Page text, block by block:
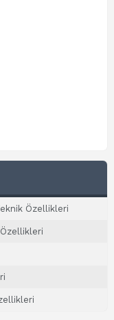
Özellikleri